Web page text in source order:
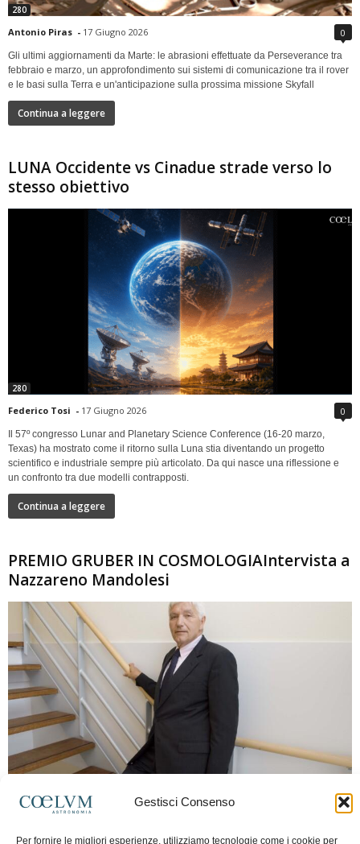
Gestisci Consenso
Per fornire le migliori esperienze, utilizziamo tecnologie come i cookie per
280
Antonio Piras - 17 Giugno 2026 0
Gli ultimi aggiornamenti da Marte: le abrasioni effettuate da Perseverance tra
febbraio e marzo, un approfondimento sui sistemi di comunicazione tra il rover
e le basi sulla Terra e un'anticipazione sulla prossima missione Skyfall
Continua a leggere
LUNA Occidente vs Cinadue strade verso lo
stesso obiettivo
280
Federico Tosi - 17 Giugno 2026 0
Il 57º congresso Lunar and Planetary Science Conference (16-20 marzo,
Texas) ha mostrato come il ritorno sulla Luna stia diventando un progetto
scientifico e industriale sempre più articolato. Da qui nasce una riflessione e
un confronto tra due modelli contrapposti.
Continua a leggere
PREMIO GRUBER IN COSMOLOGIAIntervista a
Nazzareno Mandolesi
Frida Paolella - 16 Giugno 2026 0
spaziale europea e della missione Planck. Il dialogo ripercorre i principali